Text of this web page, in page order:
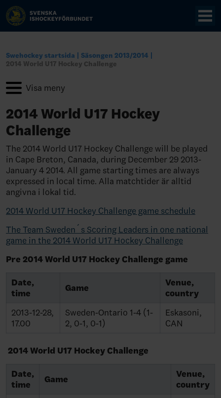
Swehockey startsida
Säsongen 2013/2014
2014 World U17 Hockey Challenge
2014 World U17 Hockey
Challenge
The 2014 World U17 Hockey Challenge will be played
in Cape Breton, Canada, during December 29 2013-
January 4 2014. All game starting times are always
expressed in local time. Alla matchtider är alltid
angivna i lokal tid.
2014 World U17 Hockey Challenge game schedule
The Team Sweden´s Scoring Leaders in one national
game in the 2014 World U17 Hockey Challenge
Pre 2014 World U17 Hockey Challenge game
Date,
time
Game
Venue,
country
2013-12-28,
17.00
Sweden-Ontario 1-4 (1-
2, 0-1, 0-1)
Eskasoni,
CAN
2014 World U17 Hockey Challenge
Date,
time
Game
Venue,
country